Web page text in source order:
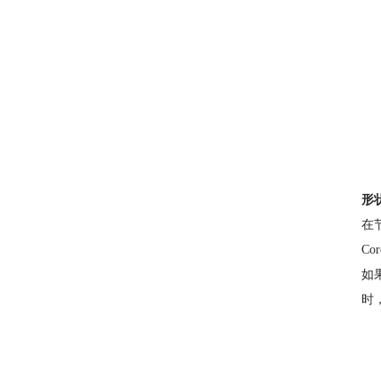
形
在
如
时